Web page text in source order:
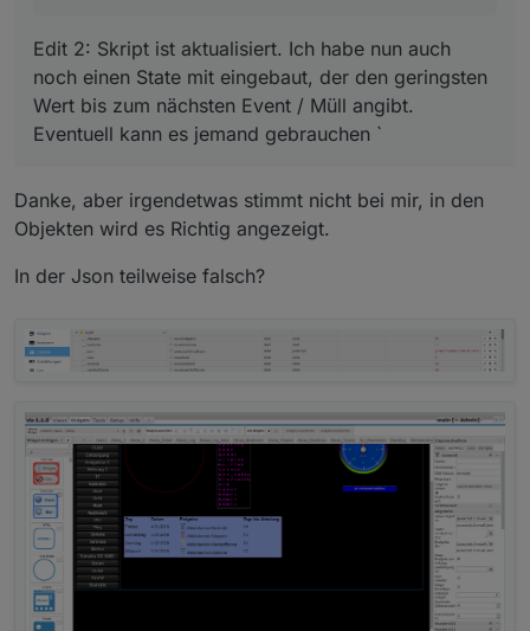
Edit 2: Skript ist aktualisiert. Ich habe nun auch
noch einen State mit eingebaut, der den geringsten
Wert bis zum nächsten Event / Müll angibt.
Eventuell kann es jemand gebrauchen `
Danke, aber irgendetwas stimmt nicht bei mir, in den
Objekten wird es Richtig angezeigt.
In der Json teilweise falsch?